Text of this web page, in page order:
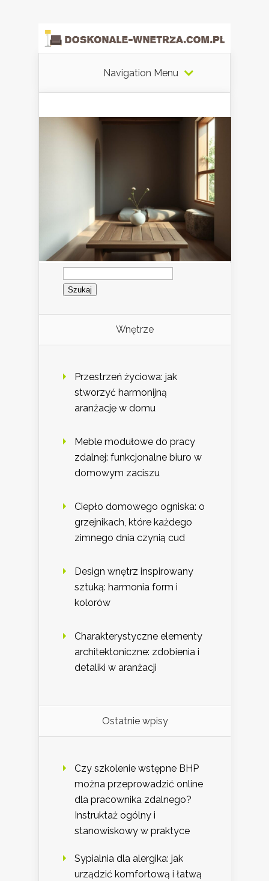
Navigation Menu
Szukaj:
Wnętrze
Przestrzeń życiowa: jak
stworzyć harmonijną
aranżację w domu
Meble modułowe do pracy
zdalnej: funkcjonalne biuro w
domowym zaciszu
Ciepło domowego ogniska: o
grzejnikach, które każdego
zimnego dnia czynią cud
Design wnętrz inspirowany
sztuką: harmonia form i
kolorów
Charakterystyczne elementy
architektoniczne: zdobienia i
detaliki w aranżacji
Ostatnie wpisy
Czy szkolenie wstępne BHP
można przeprowadzić online
dla pracownika zdalnego?
Instruktaż ogólny i
stanowiskowy w praktyce
Sypialnia dla alergika: jak
urządzić komfortową i łatwą